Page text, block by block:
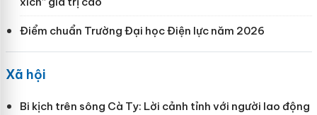
Điểm chuẩn Trường Đại học Điện lực năm 2026
Xã hội
Bi kịch trên sông Cà Ty: Lời cảnh tỉnh với người lao động